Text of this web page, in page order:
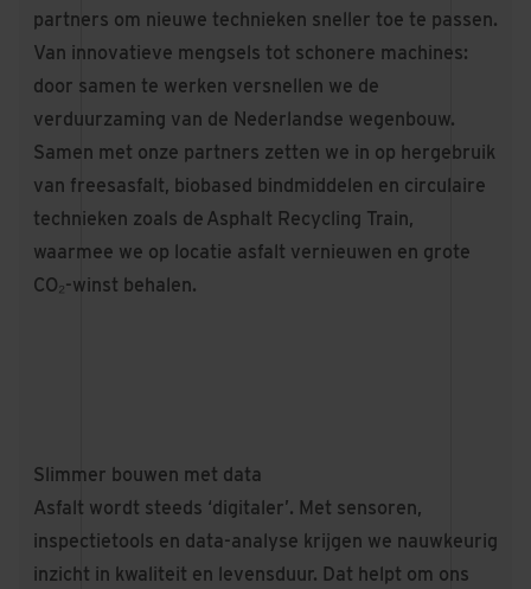
partners om nieuwe technieken sneller toe te passen.
Van innovatieve mengsels tot schonere machines:
door samen te werken versnellen we de
verduurzaming van de Nederlandse wegenbouw.
Samen met onze partners zetten we in op hergebruik
van freesasfalt, biobased bindmiddelen en circulaire
technieken zoals de Asphalt Recycling Train,
waarmee we op locatie asfalt vernieuwen en grote
CO₂-winst behalen.
Slimmer bouwen met data
Asfalt wordt steeds ‘digitaler’. Met sensoren,
inspectietools en data-analyse krijgen we nauwkeurig
inzicht in kwaliteit en levensduur. Dat helpt om ons